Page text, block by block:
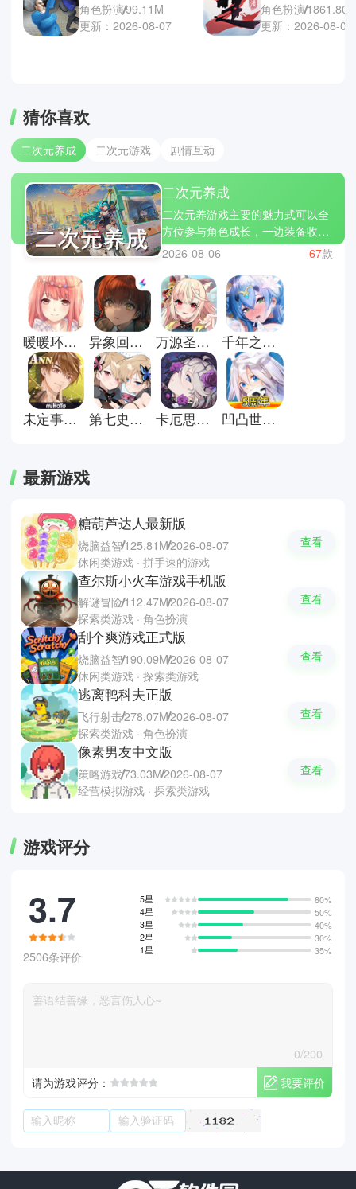
角色扮演99.11M
更新：2026-08-07
角色扮演
更新：2026-08-07
猜你喜欢
二次元养成 二次元游戏 剧情互动
二次元养成
二次元养游戏主要的魅力式可以全
方位参与角色成长，一边装备收集
与强化提升角色实力，一边互动与
羁绊系统加深与角色之间的感情。
游戏的战斗充满策略性，不同角色
之间存在职业与技能搭配，需要根
据关卡特点灵活组合;第四是日常资
源管理。小编也是二次元养成游戏
的玩家，今天为你们带来这几款私
心喜欢的游戏有异环、原神、明日
方舟，在虚拟世界中创造属于自己
的故事，共同构成了二次元养成游
戏的核心体验。
2026-08-06 67款
暖暖环游世界安卓版 异象回声官方版 万源圣魔录官方版 千年之旅官方版
未定事件簿官方版 第七史诗国际服 卡厄思梦境最新版 凹凸世界手游
最新游戏
糖葫芦达人最新版
烧脑益智125.81M2026-08-07
休闲类游戏 · 拼手速的游戏
查看
查尔斯小火车游戏手机版
解谜冒险112.47M2026-08-07
探索类游戏 · 角色扮演
查看
刮个爽游戏正式版
烧脑益智190.09M2026-08-07
休闲类游戏 · 探索类游戏
查看
逃离鸭科夫正版
飞行射击278.07M2026-08-07
探索类游戏 · 角色扮演
查看
像素男友中文版
策略游戏73.03M2026-08-07
经营模拟游戏 · 探索类游戏
查看
游戏评分
3.7
2506条评价
5星
80%
4星
50%
3星
40%
2星
30%
1星
35%
0/200
请为游戏评分：
我要评价